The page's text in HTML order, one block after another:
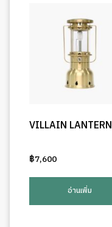
VILLAIN LANTERN
฿7,600
อ่านเพิ่ม